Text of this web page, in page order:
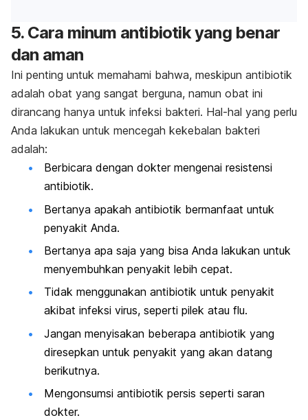
5. Cara minum antibiotik yang benar
dan aman
Ini penting untuk memahami bahwa, meskipun antibiotik
adalah obat yang sangat berguna, namun obat ini
dirancang hanya untuk infeksi bakteri. Hal-hal yang perlu
Anda lakukan untuk mencegah kekebalan bakteri
adalah:
Berbicara dengan dokter mengenai resistensi
antibiotik.
Bertanya apakah antibiotik bermanfaat untuk
penyakit Anda.
Bertanya apa saja yang bisa Anda lakukan untuk
menyembuhkan penyakit lebih cepat.
Tidak menggunakan antibiotik untuk penyakit
akibat infeksi virus, seperti pilek atau flu.
Jangan menyisakan beberapa antibiotik yang
diresepkan untuk penyakit yang akan datang
berikutnya.
Mengonsumsi antibiotik persis seperti saran
dokter.